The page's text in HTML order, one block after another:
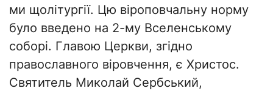
ми щолітургії. Цю віроповчальну норму
було введено на 2-му Вселенському
соборі. Главою Церкви, згідно
православного віровчення, є Христос.
Святитель Миколай Сербський,